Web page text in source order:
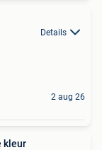
Details
2 aug 26
kleur